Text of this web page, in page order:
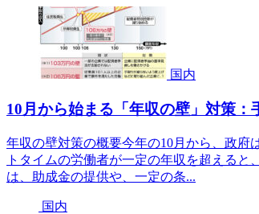
国内
10月から始まる「年収の壁」対策
年収の壁対策の概要今年の10月から、政府
トタイムの労働者が一定の年収を超える
は、助成金の提供や、一定の条...
国内